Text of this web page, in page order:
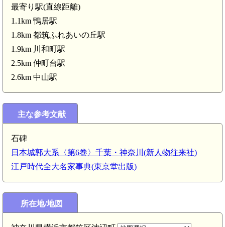
最寄り駅(直線距離)
1.1km 鴨居駅
1.8km 都筑ふれあいの丘駅
1.9km 川和町駅
2.5km 仲町台駅
2.6km 中山駅
主な参考文献
石碑
日本城郭大系〈第6巻〉千葉・神奈川(新人物往来社)
江戸時代全大名家事典(東京堂出版)
所在地/地図
武蔵 荏田城(4.6km)